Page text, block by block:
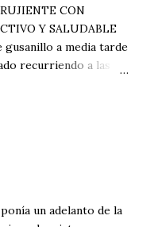
CON
Y SALUDABLE
gusanillo a media tarde
recurriendo a las
fritos o snacks
y sodio?
cuidarse no tiene
horno van a cambiar
Olvídate de
guisos tradicionales y
un adelanto de la